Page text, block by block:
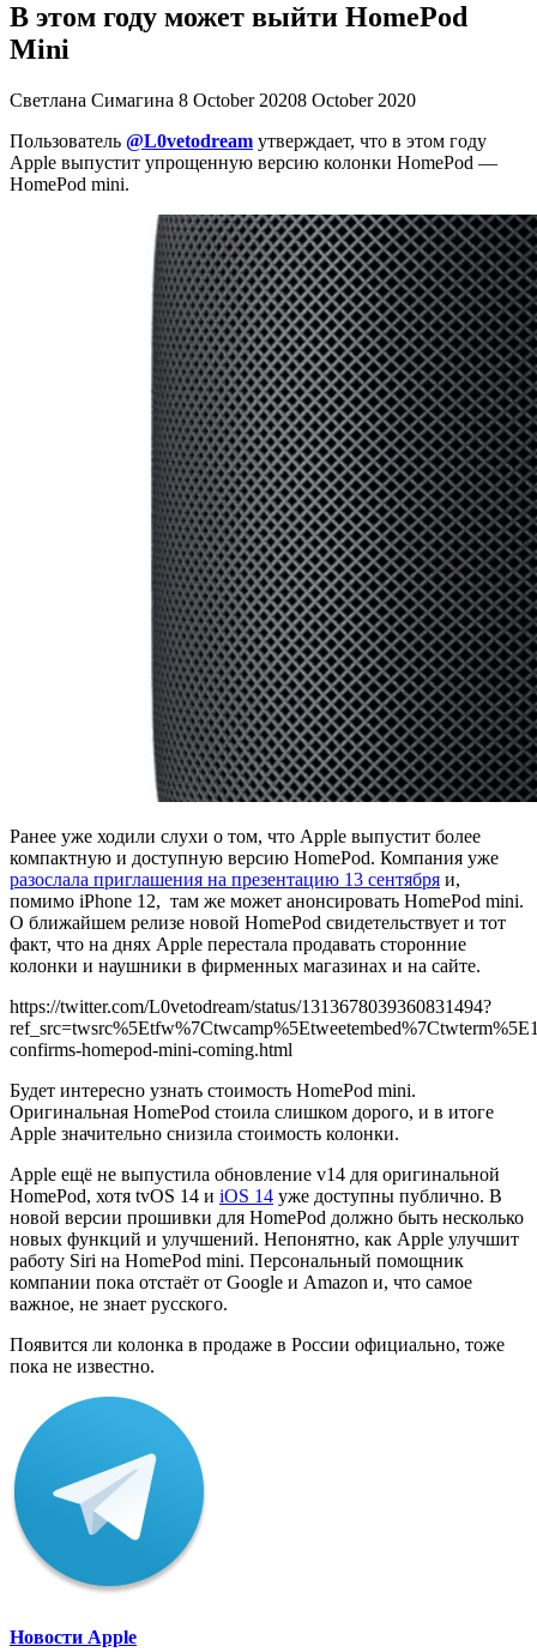
В этом году может выйти HomePod
Mini
Светлана Симагина 8 October 20208 October 2020
Пользователь @L0vetodream утверждает, что в этом году
Apple выпустит упрощенную версию колонки HomePod —
HomePod mini.
Ранее уже ходили слухи о том, что Apple выпустит более
компактную и доступную версию HomePod. Компания уже
разослала приглашения на презентацию 13 сентября и,
помимо iPhone 12, там же может анонсировать HomePod mini.
О ближайшем релизе новой HomePod свидетельствует и тот
факт, что на днях Apple перестала продавать сторонние
колонки и наушники в фирменных магазинах и на сайте.
https://twitter.com/L0vetodream/status/1313678039360831494?
confirms-homepod-mini-coming.html
Будет интересно узнать стоимость HomePod mini.
Оригинальная HomePod стоила слишком дорого, и в итоге
Apple значительно снизила стоимость колонки.
Apple ещё не выпустила обновление v14 для оригинальной
HomePod, хотя tvOS 14 и iOS 14 уже доступны публично. В
новой версии прошивки для HomePod должно быть несколько
новых функций и улучшений. Непонятно, как Apple улучшит
работу Siri на HomePod mini. Персональный помощник
компании пока отстаёт от Google и Amazon и, что самое
важное, не знает русского.
Появится ли колонка в продаже в России официально, тоже
пока не известно.
Новости Apple